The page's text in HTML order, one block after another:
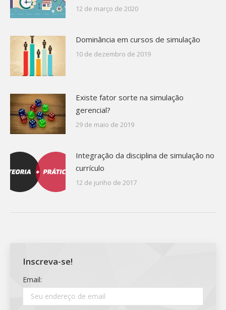
12 de março de 2020
Dominância em cursos de simulação
10 de dezembro de 2019
Existe fator sorte na simulação
gerencial?
29 de maio de 2019
Integração da disciplina de simulação no
currículo
12 de junho de 2017
Inscreva-se!
Email: